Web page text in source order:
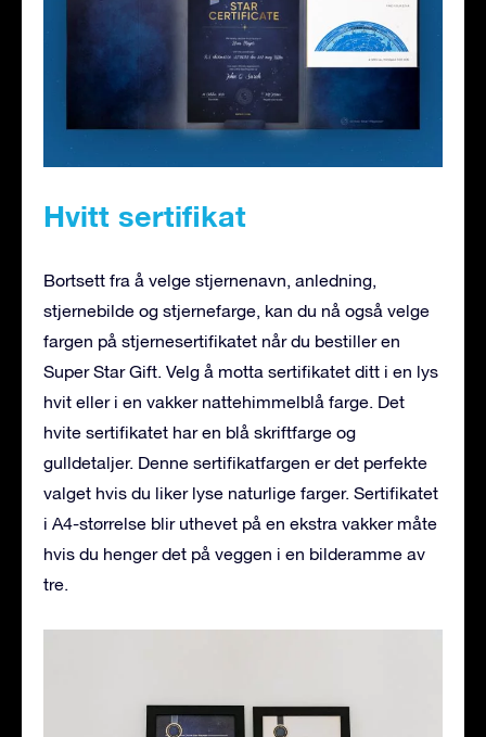
Hvitt sertifikat
Bortsett fra å velge stjernenavn, anledning,
stjernebilde og stjernefarge, kan du nå også velge
fargen på stjernesertifikatet når du bestiller en
Super Star Gift. Velg å motta sertifikatet ditt i en lys
hvit eller i en vakker nattehimmelblå farge. Det
hvite sertifikatet har en blå skriftfarge og
gulldetaljer. Denne sertifikatfargen er det perfekte
valget hvis du liker lyse naturlige farger. Sertifikatet
i A4-størrelse blir uthevet på en ekstra vakker måte
hvis du henger det på veggen i en bilderamme av
tre.